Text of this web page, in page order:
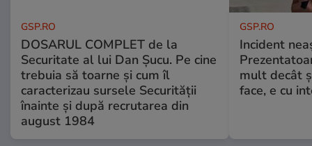
GSP.RO
DOSARUL COMPLET de la
Securitate al lui Dan Șucu. Pe cine
trebuia să toarne și cum îl
caracterizau sursele Securității
înainte și după recrutarea din
august 1984
GSP.RO
Incident
mult decât
face, e cu